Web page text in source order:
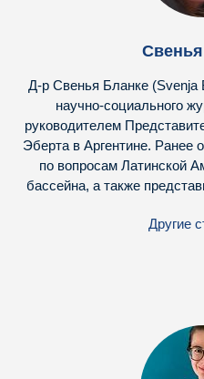
Д-р Свенья Бланке (Svenja
научно-социального
руководителем
Эберта в Аргентине. Ранее
по вопросам Латинской
бассейна, а также
Другие